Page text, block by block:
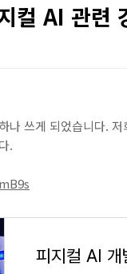
컬 AI 관련
나 쓰게 되었습니다.
.